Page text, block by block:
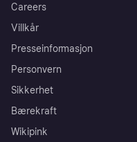
Careers
Villkår
Presseinformasjon
Personvern
Sikkerhet
Bærekraft
Wikipink